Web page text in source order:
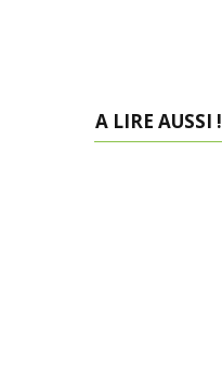
A LIRE AUSSI !